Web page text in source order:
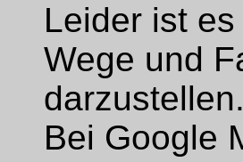
Leider ist
Wege und
darzustellen.
Bei Google